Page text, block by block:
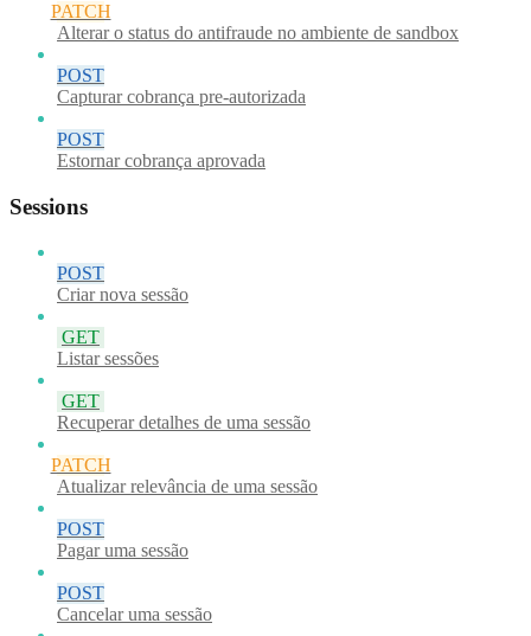
PATCH
Alterar o status do antifraude no ambiente de sandbox
POST
Capturar cobrança pre-autorizada
POST
Estornar cobrança aprovada
Sessions
POST
Criar nova sessão
GET
Listar sessões
GET
Recuperar detalhes de uma sessão
PATCH
Atualizar relevância de uma sessão
POST
Pagar uma sessão
POST
Cancelar uma sessão